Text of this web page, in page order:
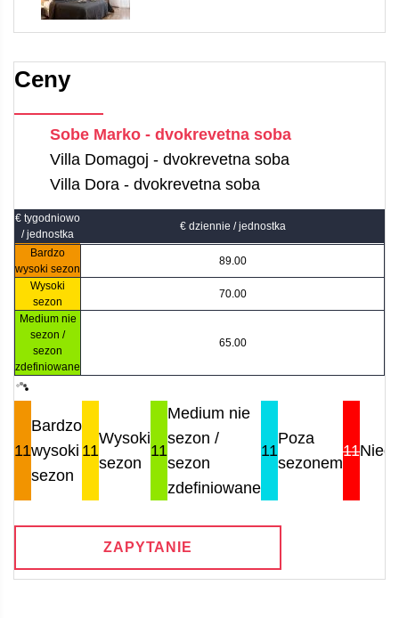
Ceny
Sobe Marko - dvokrevetna soba
Villa Domagoj - dvokrevetna soba
Villa Dora - dvokrevetna soba
€ tygodniowo
/ jednostka
€ dziennie / jednostka
Bardzo
wysoki sezon
89.00
Wysoki
sezon
70.00
Medium nie
sezon /
sezon
zdefiniowane
65.00
11
Bardzo
wysoki
sezon
11
Wysoki
sezon
11
Medium nie
sezon /
sezon
zdefiniowane
11
Poza
sezonem
11
ZAPYTANIE